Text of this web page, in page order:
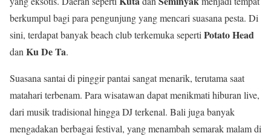
berkumpul bagi para pengunjung yang mencari suasana pesta. Di
sini, terdapat banyak beach club terkemuka sepertiPotato Head
danKu De Ta.
Suasana santai di pinggir pantai sangat menarik, terutama saat
matahari terbenam. Para wisatawan dapat menikmati hiburan live,
dari musik tradisional hingga DJ terkenal. Bali juga banyak
mengadakan berbagai festival, yang menambah semarak malam di